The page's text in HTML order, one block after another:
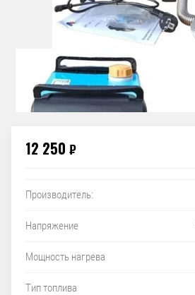
12 250 ₽
Производитель:
Напряжение
Мощность нагрева
Тип топлива